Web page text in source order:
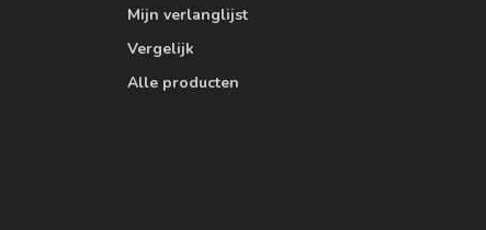
Mijn verlanglijst
Vergelijk
Alle producten